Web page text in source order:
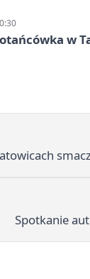
w
Spotkanie